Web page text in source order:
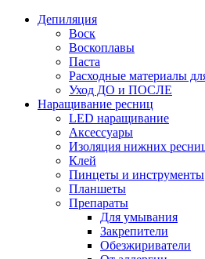
Депиляция
Воск
Воскоплавы
Паста
Расходные материалы
Уход ДО и ПОСЛЕ
Наращивание ресниц
LED наращивание
Аксессуары
Изоляция нижних
Клей
Пинцеты и инструменты
Планшеты
Препараты
Для умывания
Закрепители
Обезжириватели